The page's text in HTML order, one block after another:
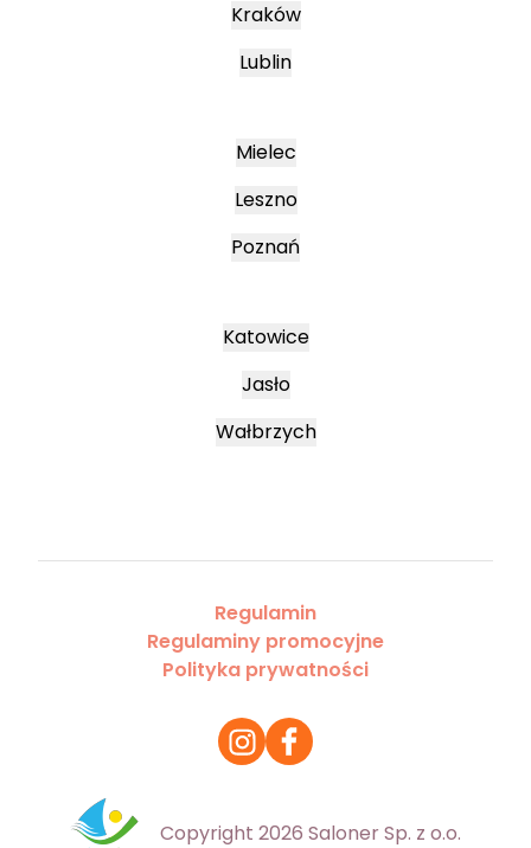
Kraków
Lublin
Mielec
Leszno
Poznań
Katowice
Jasło
Wałbrzych
Regulamin
Regulaminy promocyjne
Polityka prywatności
Copyright 2026 Saloner Sp. z o.o.